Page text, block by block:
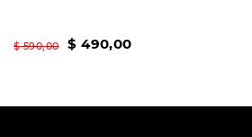
$ 590,00 $ 490,00